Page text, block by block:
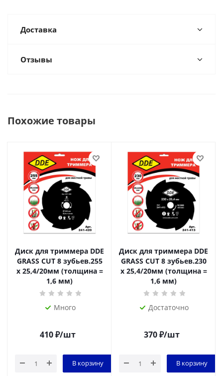
Доставка
Отзывы
Похожие товары
Диск для триммера DDE
GRASS CUT 8 зубьев.255
х 25,4/20мм (толщина =
1,6 мм)
Много
410₽/шт
В корзину
Диск для триммера DDE
GRASS CUT 8 зубьев.230
х 25,4/20мм (толщина =
1,6 мм)
Достаточно
370₽/шт
В корзину